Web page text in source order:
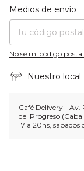
Entregas para el CP:
Medios de envío
No sé mi código postal
Nuestro local
Café Delivery - Av.
del Progreso
17 a 20hs, sábados